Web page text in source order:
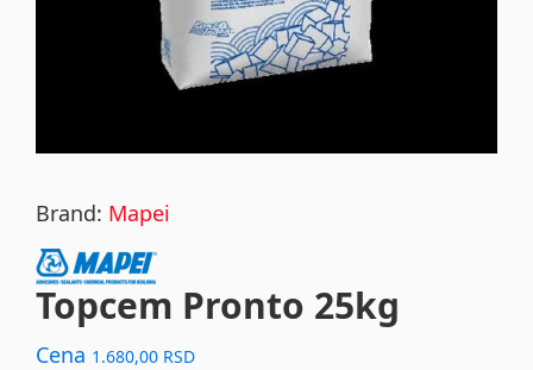
Brand: Mapei
Topcem Pronto 25kg
Cena 1.680,00 RSD